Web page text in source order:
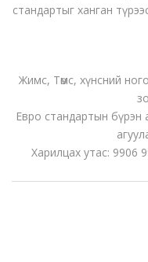
стандартыг ханган
Жимс, Төмс, хүнсний
Евро стандартын бүрэн
Харилцах утас: 9906